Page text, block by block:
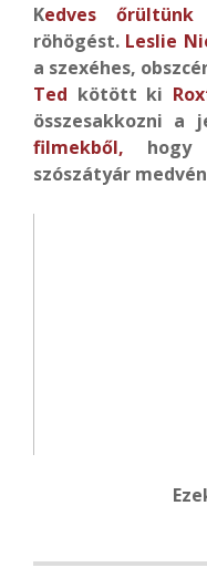
Kedves őrültünk
röhögést. Leslie
a szexéhes,
Ted kötött ki
összesakkozni a
filmekből, hogy
szószátyár